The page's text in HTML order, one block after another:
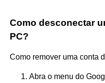
Como desconectar
PC?
Como remover uma conta
Abra o menu do